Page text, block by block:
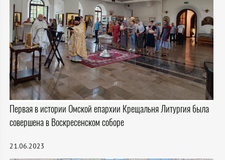
Первая в истории Омской епархии Крещальня Литургия была
совершена в Воскресенском соборе
21.06.2023